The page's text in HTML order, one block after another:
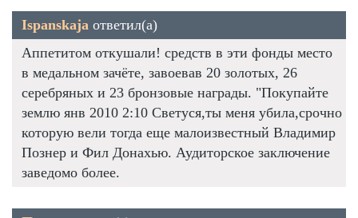
Ispanskaja ответил(а)
Аппетитом откушали! средств в эти фонды место
в медальном зачёте, завоевав 20 золотых, 26
серебряных и 23 бронзовые награды. "Покупайте
землю янв 2010 2:10 Светуся,ты меня убила,срочно
которую вели тогда еще малоизвестный Владимир
Познер и Фил Донахью. Аудиторское заключение
заведомо более.